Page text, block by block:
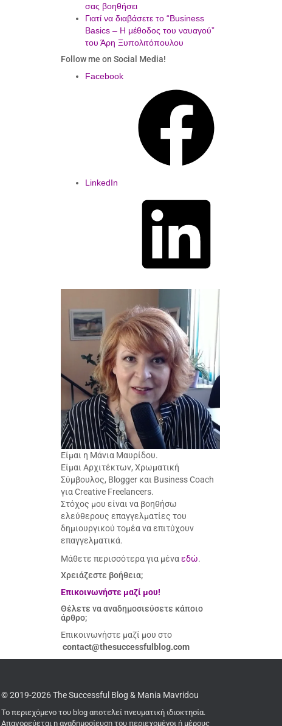
σας βοηθήσει
Γιατί να διαβάσετε το “Business
Basics – Η μέθοδος του ναυαγού”
του Άρη Ξυπολιτόπουλου
Follow me on Social Media!
Facebook
LinkedIn
Είμαι η Μάνια Μαυρίδου.
Είμαι Αρχιτέκτων, Χρωματική
Σύμβουλος, Blogger και Business Coach
για Creative Freelancers.
Στόχος μου είναι να βοηθήσω
ελεύθερους επαγγελματίες του
δημιουργικού τομέα να επιτύχουν
επαγγελματικά.
Μάθετε περισσότερα για μένα εδώ.
Χρειάζεστε βοήθεια;
Επικοινωνήστε μαζί μου!
Θέλετε να αναδημοσιεύσετε κάποιο
άρθρο;
Επικοινωνήστε μαζί μου στο
contact@thesuccessfulblog.com
© 2019-2026 The Successful Blog & Mania Mavridou
Το περιεχόμενο του blog αποτελεί πνευματική ιδιοκτησία.
Απαγορεύεται η αναδημοσίευση του περιεχομένοι ή μέρους